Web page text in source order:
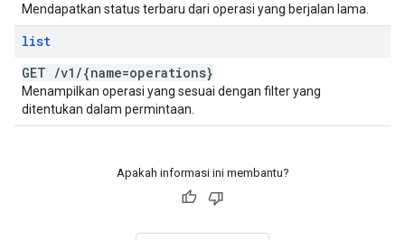
Mendapatkan status terbaru dari operasi yang berjalan lama.
list
GET /v1 /{name=operations}
Menampilkan operasi yang sesuai dengan filter yang
ditentukan dalam permintaan.
Apakah informasi ini membantu?